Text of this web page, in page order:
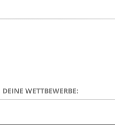
WETTBEWERBE: